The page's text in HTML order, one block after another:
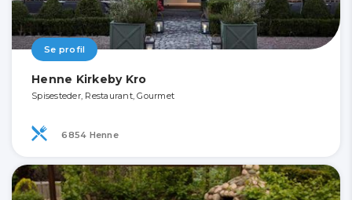
Se profil
Henne Kirkeby Kro
Spisesteder, Restaurant, Gourmet
6854 Henne